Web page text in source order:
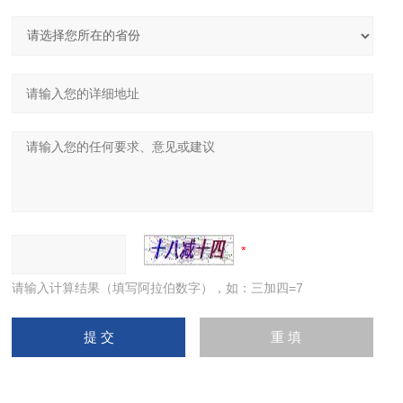
请输入计算结果（填写阿拉伯数字），如：三加四=7